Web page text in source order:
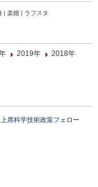
| 楽婚 | ラフスタ
2019年
2018年
席科学技術政策フェロー